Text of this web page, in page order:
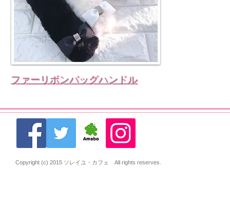
ファーリボンバッグハンドル
Copyright (c) 2015 ソレイユ・カフェ All rights reserves.